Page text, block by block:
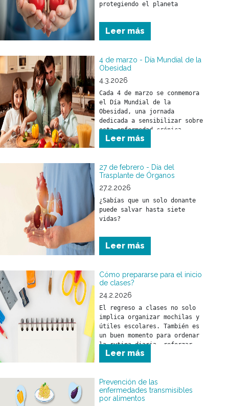
protegiendo el planeta
Leer más
4 de marzo - Día Mundial de la
Obesidad
4.3.2026
Cada 4 de marzo se conmemora
el Día Mundial de la
Obesidad, una jornada
dedicada a sensibilizar sobre
esta enfermedad crónica,
compleja y creciente que
afecta a cientos de millones
Leer más
27 de febrero - Día del
Trasplante de Órganos
27.2.2026
¿Sabías que un solo donante
puede salvar hasta siete
vidas?
Leer más
Cómo prepararse para el inicio
de clases?
24.2.2026
El regreso a clases no solo
implica organizar mochilas y
útiles escolares. También es
un buen momento para ordenar
la rutina diaria, reforzar
hábitos saludables y realizar
los controles de salud
Leer más
Prevención de las
enfermedades transmisibles
por alimentos